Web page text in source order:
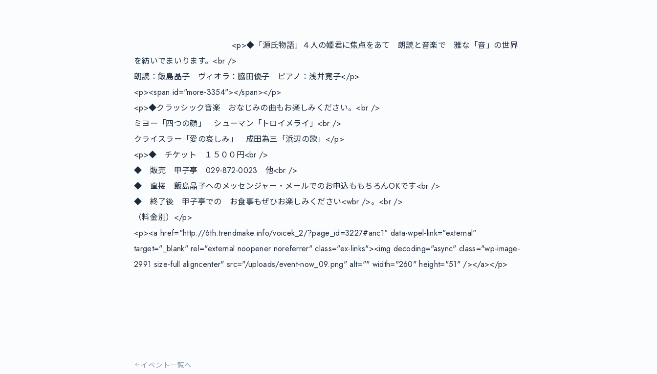
を紡いでまいります。<br />
朗読：飯島晶子　ヴィオラ：脇田優子　ピアノ：浅井寛子</p>
<p><span id="more-3354"></span></p>
<p>◆クラッシック音楽　おなじみの曲もお楽しみください。<br />
ミヨー「四つの顔」　シューマン「トロイメライ」<br />
クライスラー「愛の哀しみ」　成田為三「浜辺の歌」</p>
<p>◆　チケット　１５００円<br />
◆　販売　甲子亭　029-872-0023　他<br />
◆　直接　飯島晶子へのメッセンジャー・メールでのお申込ももちろんOKです<br />
◆　終了後　甲子亭での　お食事もぜひお楽しみください<wbr />。<br />
（料金別）</p>
<p><a href="http://6th.trendmake.info/voicek_2/?page_id=3227#anc1" data-wpel-link="external"
target="_blank" rel="external noopener noreferrer" class="ex-links"><img decoding="async" class="wp-image-
2991 size-full aligncenter" src="/uploads/event-now_09.png" alt="" width="260" height="51" /></a></p>
イベント一覧へ